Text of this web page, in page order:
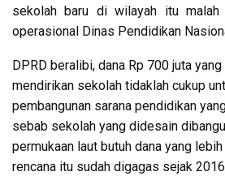
sekolah baru di wilayah itu malah
operasional Dinas Pendidikan
DPRD beralibi, dana Rp 700 juta
mendirikan sekolah tidaklah cukup
pembangunan sarana pendidikan
sebab sekolah yang didesain
permukaan laut butuh dana yang
rencana itu sudah digagas sejak